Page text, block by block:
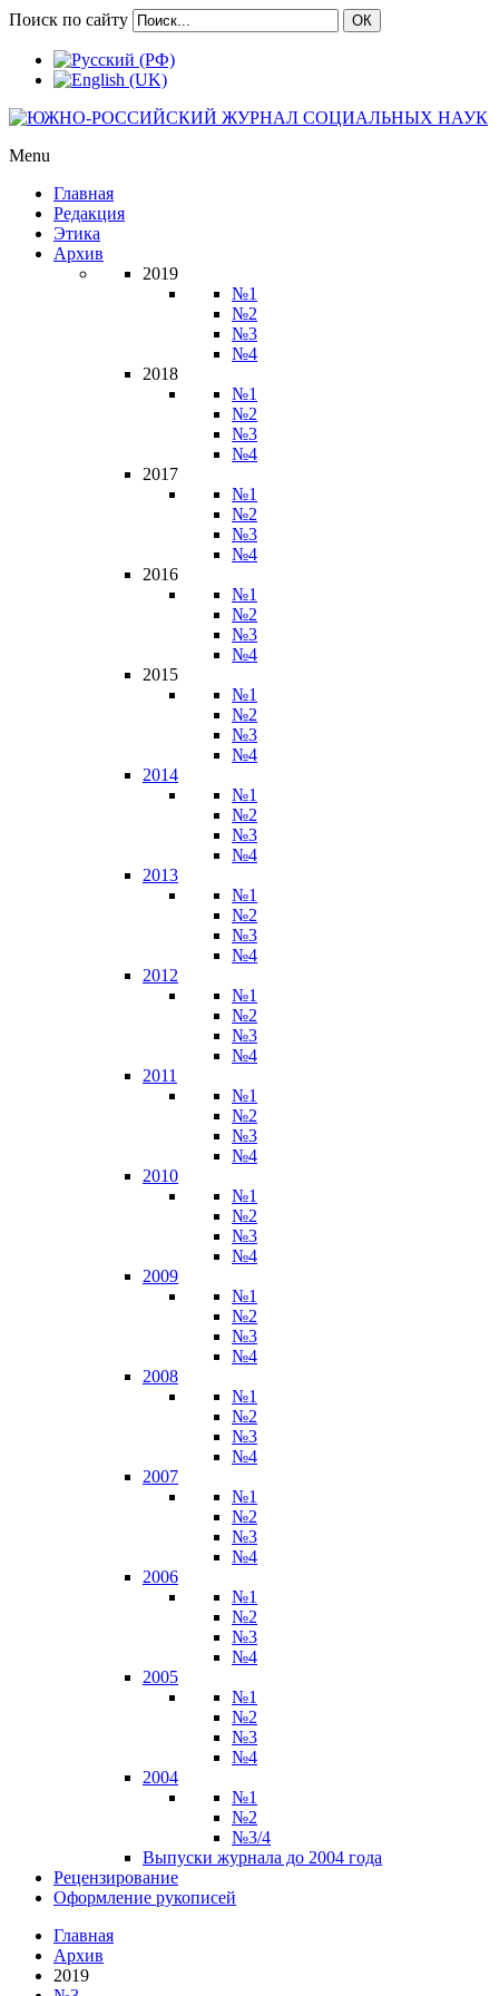
Поиск по сайту ОК
Menu
Главная
Редакция
Этика
Архив
2019
№1
№2
№3
№4
2018
№1
№2
№3
№4
2017
№1
№2
№3
№4
2016
№1
№2
№3
№4
2015
№1
№2
№3
№4
2014
№1
№2
№3
№4
2013
№1
№2
№3
№4
2012
№1
№2
№3
№4
2011
№1
№2
№3
№4
2010
№1
№2
№3
№4
2009
№1
№2
№3
№4
2008
№1
№2
№3
№4
2007
№1
№2
№3
№4
2006
№1
№2
№3
№4
2005
№1
№2
№3
№4
2004
№1
№2
№3/4
Выпуски журнала до 2004 года
Рецензирование
Оформление рукописей
Главная
Архив
2019